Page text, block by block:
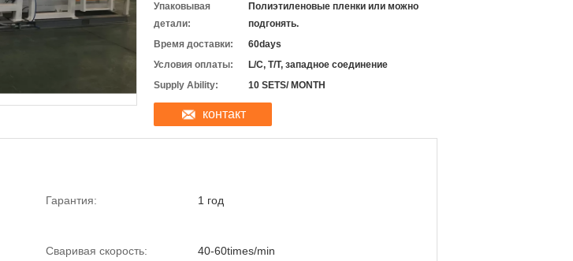
Упаковывая
детали:
Полиэтиленовые пленки или можно
подгонять.
Время доставки:
60days
Условия оплаты:
L/C, T/T, западное соединение
Supply Ability:
10 SETS/ MONTH
контакт
Гарантия: 1 год
Сваривая скорость: 40-60times/min